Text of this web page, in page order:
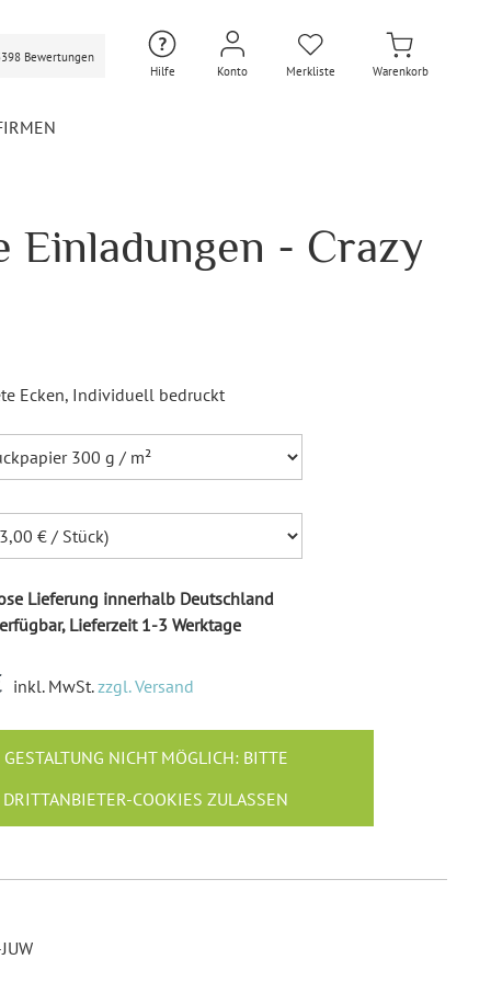
Bewertungen
Hilfe
Konto Merkliste Warenkorb
Hochzeit Extras
Hochzeit Briefumschläge
Briefpapier Hochzeit
Flaschenetiketten
Hochzeit
Hochzeitsspiele
Hochzeit
Absenderaufkleber
Hochzeit Ringkissen / -
Einladungen - Crazy
Ecken, Individuell bedruckt
Lieferung innerhalb Deutschland
Lieferzeit 1-3 Werktage
inkl. MwSt.zzgl. Versand
GESTALTUNG NICHT MÖGLICH: BITTE
DRITTANBIETER-COOKIES ZULASSEN